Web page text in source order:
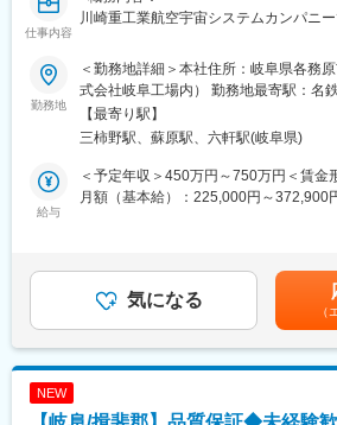
・川崎重工業株式会社の航空宇宙カン
して、防衛航空機、民間航空機、誘導弾
発・製造において、設計、解析、試験
を提供する航空宇宙に特化したエンジニ
・「技術を売る」会社として、従業員
術頭脳集団」です。川崎重工業の100％
福利厚生なども充実しており、働きや
変更の範囲：会社の定める業務
仕事内容
川崎重工業航空宇宙システムカンパニ
任せします。仕様調整、設計、製図、
納品およびアフターフォローまで一貫
・航空機開発時に使用する各種試験装置
・航空機の製造、整備工程で使用する治
・航空機の運用時に使用する地上整備機
■当ポジションの魅力：
・基本設計～納入までものづくりの全
に挑戦でき、航空機に搭載される電子
も深まります。
・航空機業界以外からの転職者も活躍
勤務地
＜勤務地詳細＞本社住所：岐阜県各務
式会社岐阜工場内） 勤務地最寄駅：名
喫煙対策：その他（敷地内禁煙（屋内
り））変更の範囲：会社の定める事業所
【最寄り駅】
三柿野駅、蘇原駅、六軒駅(岐阜県)
給与
＜予定年収＞450万円～750万円＜賃金
月額（基本給）：225,000円～372,900
足：・年収はご経歴、ご年齢を踏まえ
は想定残業時間20時間／月分の残業代
あくまでも目安の金額であり、選考を
ります。月給(月額)は固定手当を含めた
気になる
（
NEW